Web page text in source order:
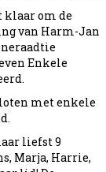
klaar om de
van Harm-Jan
Enkele
met enkele
liefst 9
Marja, Harrie,